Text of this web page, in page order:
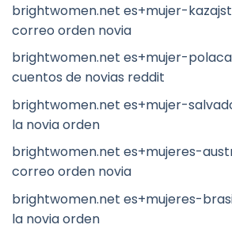
brightwomen.net es+mujer-
correo orden novia
brightwomen.net es+mujer-
cuentos de novias reddit
brightwomen.net es+mujer-
la novia orden
brightwomen.net es+mujeres-
correo orden novia
brightwomen.net es+mujeres-
la novia orden